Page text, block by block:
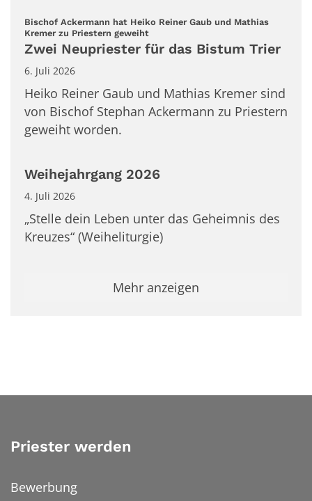
Bischof Ackermann hat Heiko Reiner Gaub und Mathias
Kremer zu Priestern geweiht:
Zwei Neupriester für das Bistum Trier
6. Juli 2026
Heiko Reiner Gaub und Mathias Kremer sind
von Bischof Stephan Ackermann zu Priestern
geweiht worden.
Weihejahrgang 2026
4. Juli 2026
„Stelle dein Leben unter das Geheimnis des
Kreuzes“ (Weiheliturgie)
Mehr anzeigen
Priester werden
Bewerbung